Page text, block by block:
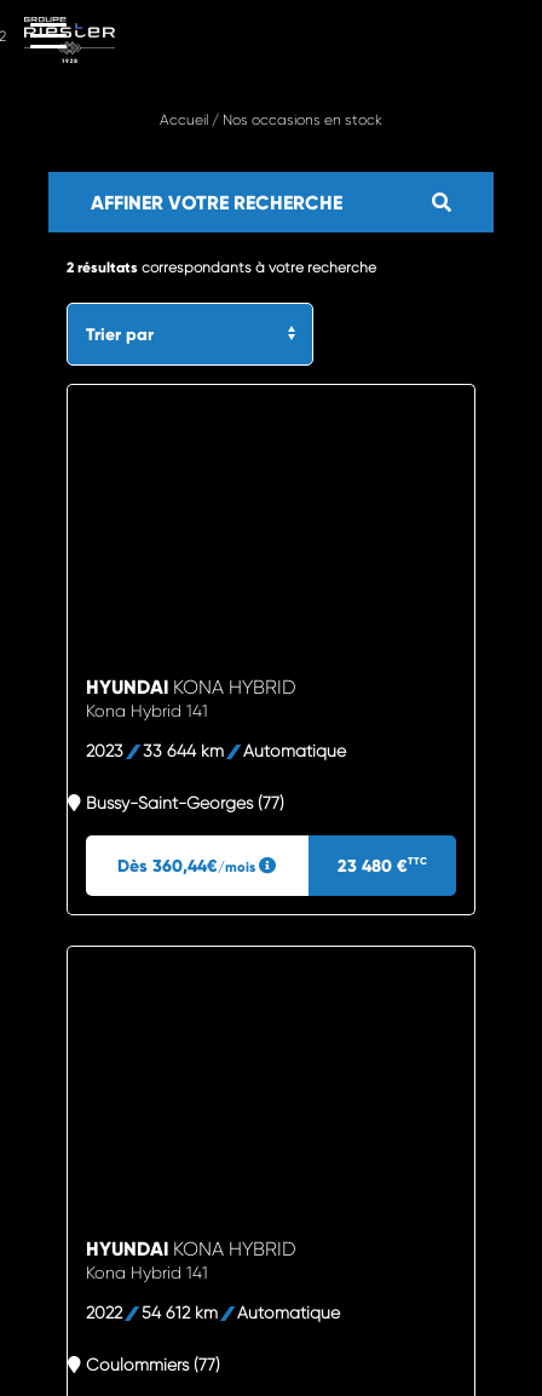
Accueil / Nos occasions en stock
AFFINER VOTRE RECHERCHE
2 résultats correspondants à votre recherche
HYUNDAI KONA HYBRID
Kona Hybrid 141
2023 33 644 km Automatique
Bussy-Saint-Georges (77)
Dès 360,44€/mois 23 480 €TTC
HYUNDAI KONA HYBRID
Kona Hybrid 141
2022 54 612 km Automatique
Coulommiers (77)